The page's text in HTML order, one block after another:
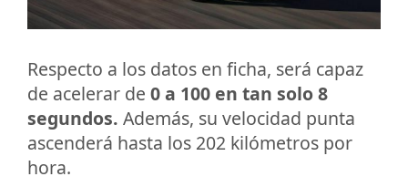
Respecto a los datos en ficha, será capaz
de acelerar de 0 a 100 en tan solo 8
segundos. Además, su velocidad punta
ascenderá hasta los 202 kilómetros por
hora.